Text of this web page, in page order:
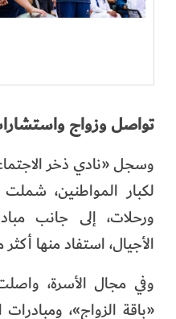
تواصل وزواج
لكبار المواطنين،
ورحلات، إلى جانب
الأجيال، استفاد منها أكثر من 11
وفي مجال الأسرة،
«باقة الزواج»،